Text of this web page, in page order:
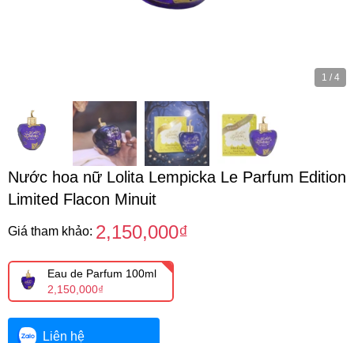
1 / 4
Nước hoa nữ Lolita Lempicka Le Parfum Edition
Limited Flacon Minuit
Giá tham khảo: 2,150,000₫
Eau de Parfum 100ml
2,150,000₫
Liên hệ